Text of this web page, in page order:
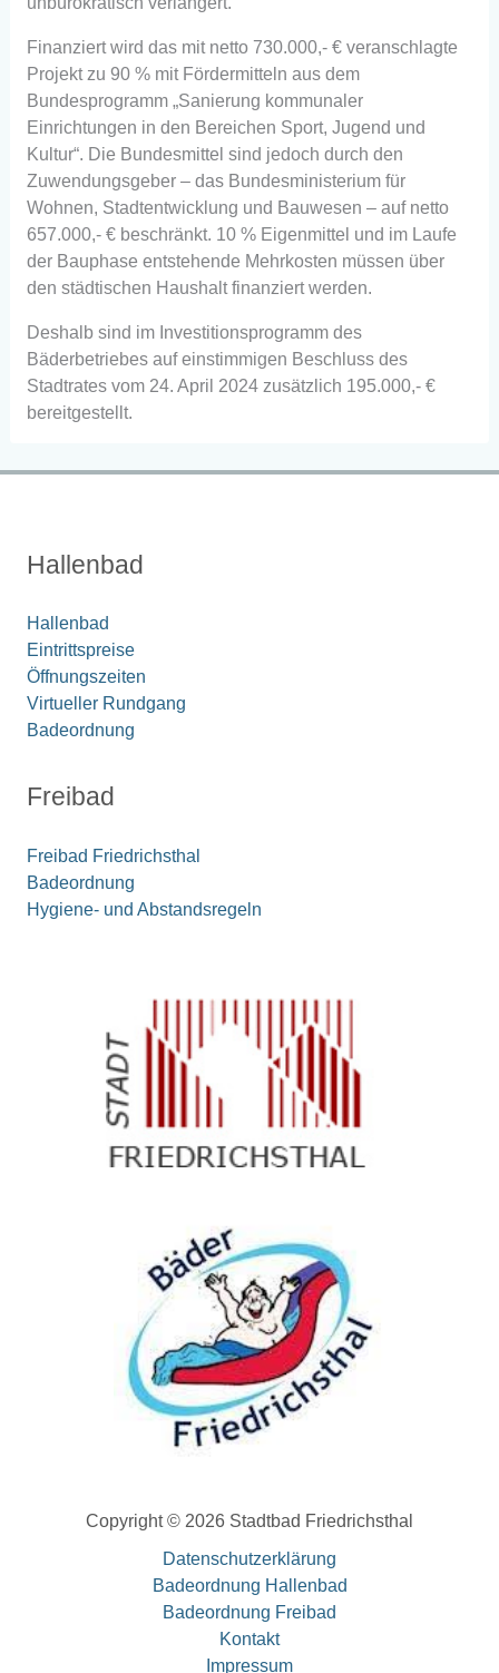
Finanziert wird das mit netto 730.000,- € veranschlagte
Projekt zu 90 % mit Fördermitteln aus dem
Bundesprogramm „Sanierung kommunaler
Einrichtungen in den Bereichen Sport, Jugend und
Kultur“. Die Bundesmittel sind jedoch durch den
Zuwendungsgeber – das Bundesministerium für
Wohnen, Stadtentwicklung und Bauwesen – auf netto
657.000,- € beschränkt. 10 % Eigenmittel und im Laufe
der Bauphase entstehende Mehrkosten müssen über
den städtischen Haushalt finanziert werden.
Deshalb sind im Investitionsprogramm des
Bäderbetriebes auf einstimmigen Beschluss des
Stadtrates vom 24. April 2024 zusätzlich 195.000,- €
bereitgestellt.
Hallenbad
Hallenbad
Eintrittspreise
Öffnungszeiten
Virtueller Rundgang
Badeordnung
Freibad
Freibad Friedrichsthal
Badeordnung
Hygiene- und Abstandsregeln
Copyright © 2026 Stadtbad Friedrichsthal
Datenschutzerklärung
Badeordnung Hallenbad
Badeordnung Freibad
Kontakt
Impressum